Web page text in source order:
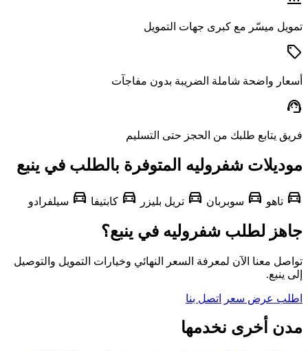
ميسّر مع كبرى جهات التمويل
واضحة شاملة الضريبة بدون مفاجآت
يتابع طلبك من الحجز حتى التسليم
شفروليه المتوفرة بالطلب في ينبع
تاهو directions_car سوبربان directions_car تريل بليزرdirections_car كابتيفاdirections_car سيلفرادو
لطلب شفروليه في ينبع؟
معنا الآن لمعرفة السعر النهائي وخيارات التمويل والتوصيل
عرض سعر اتصل بنا
أخرى نخدمها